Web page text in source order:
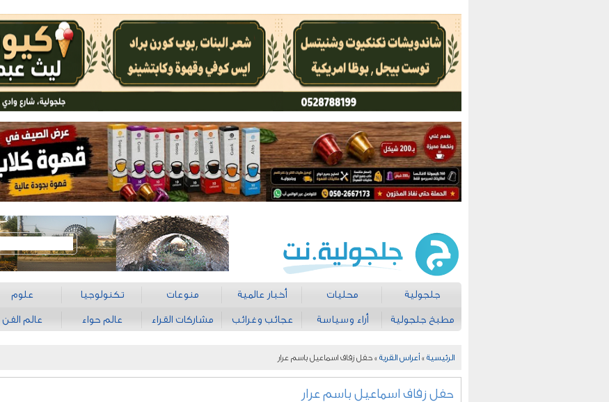
جلجولية محليات أخبار عالمية منوعات تكنولوجيا علوم
مطبخ جلجولية أراء وسياسة عجائب وغرائب مشاركات القراء عالم حواء عالم الفن
الرئيسية » أعراس القرية » حفل زفاف اسماعيل باسم عرار
حفل زفاف اسماعيل باسم عرار